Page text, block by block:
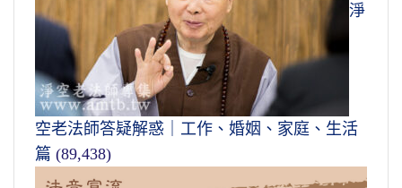
淨
空老法師答疑解惑｜工作、婚姻、家庭、生活
篇 (89,438)